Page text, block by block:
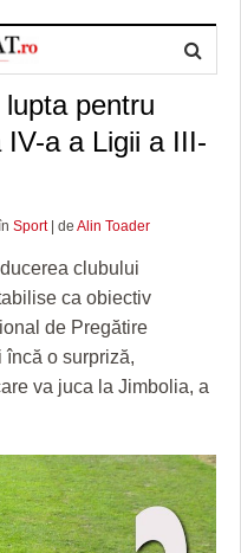
pentru
a a Ligii a III-
Sport| de Alin Toader
clubului
ca obiectiv
de Pregătire
încă o surpriză,
va juca la Jimbolia, a